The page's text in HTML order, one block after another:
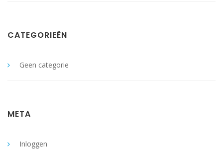
CATEGORIEËN
Geen categorie
META
Inloggen